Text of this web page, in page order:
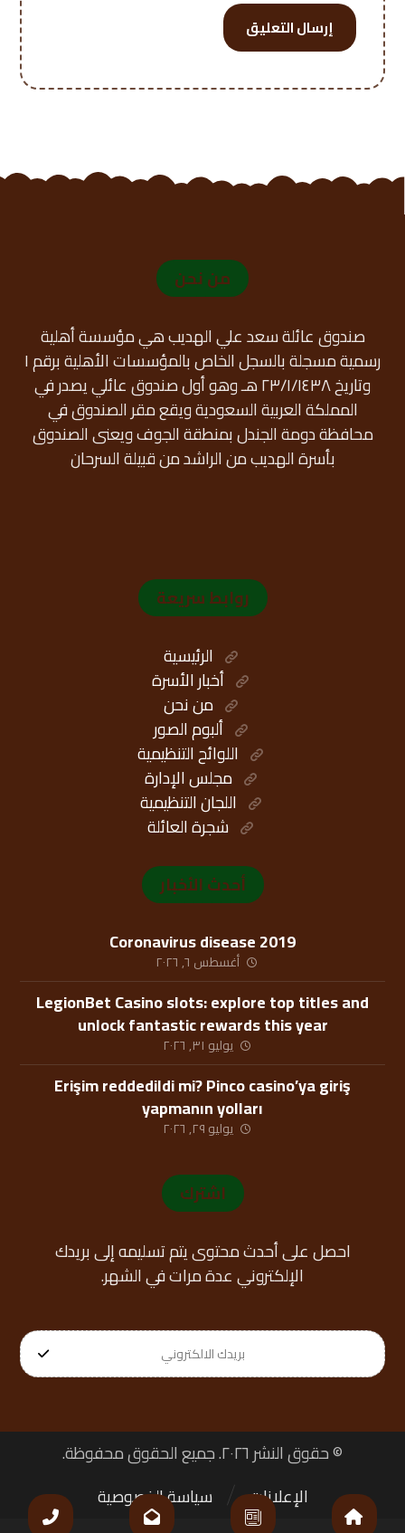
إرسال التعليق
من نحن
صندوق عائلة سعد علي الهديب هي مؤسسة أهلية
رسمية مسجلة بالسجل الخاص بالمؤسسات الأهلية برقم ١
وتاريخ ٢٣/١/١٤٣٨ هـ وهو أول صندوق عائلي يصدر في
المملكة العربية السعودية ويقع مقر الصندوق في
محافظة دومة الجندل بمنطقة الجوف ويعنى الصندوق
بأسرة الهديب من الراشد من قبيلة السرحان
روابط سريعة
الرئيسية
أخبار الأسرة
من نحن
ألبوم الصور
اللوائح التنظيمية
مجلس الإدارة
اللجان التنظيمية
شجرة العائلة
أحدث الأخبار
Coronavirus disease 2019
أغسطس ٦, ٢٠٢٦
LegionBet Casino slots: explore top titles and
unlock fantastic rewards this year
يوليو ٣١, ٢٠٢٦
Erişim reddedildi mi? Pinco casino’ya giriş
yapmanın yolları
يوليو ٢٩, ٢٠٢٦
اشترك
احصل على أحدث محتوى يتم تسليمه إلى بريدك
الإلكتروني عدة مرات في الشهر.
© حقوق النشر ٢٠٢٦. جميع الحقوق محفوظة.
سياسة الخصوصية
الإعلانات